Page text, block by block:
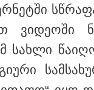
სახ­ლი